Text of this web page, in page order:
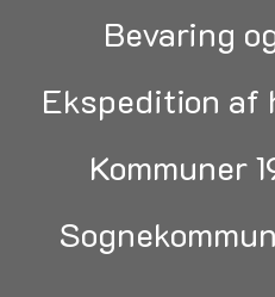
Bevaring
Ekspedition af
Kommuner